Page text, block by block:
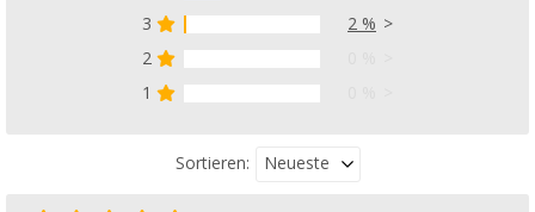
3
2 %
2
1
Sortieren: Neueste